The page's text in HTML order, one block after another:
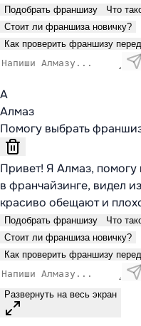
Подобрать франшизу
Что
Стоит ли франшиза новичку?
Как проверить франшизу
А
Алмаз
Помогу выбрать
Привет! Я Алмаз,
в франчайзинге, видел
красиво обещают и
Подобрать франшизу
Что
Стоит ли франшиза новичку?
Как проверить франшизу
Развернуть на весь экран